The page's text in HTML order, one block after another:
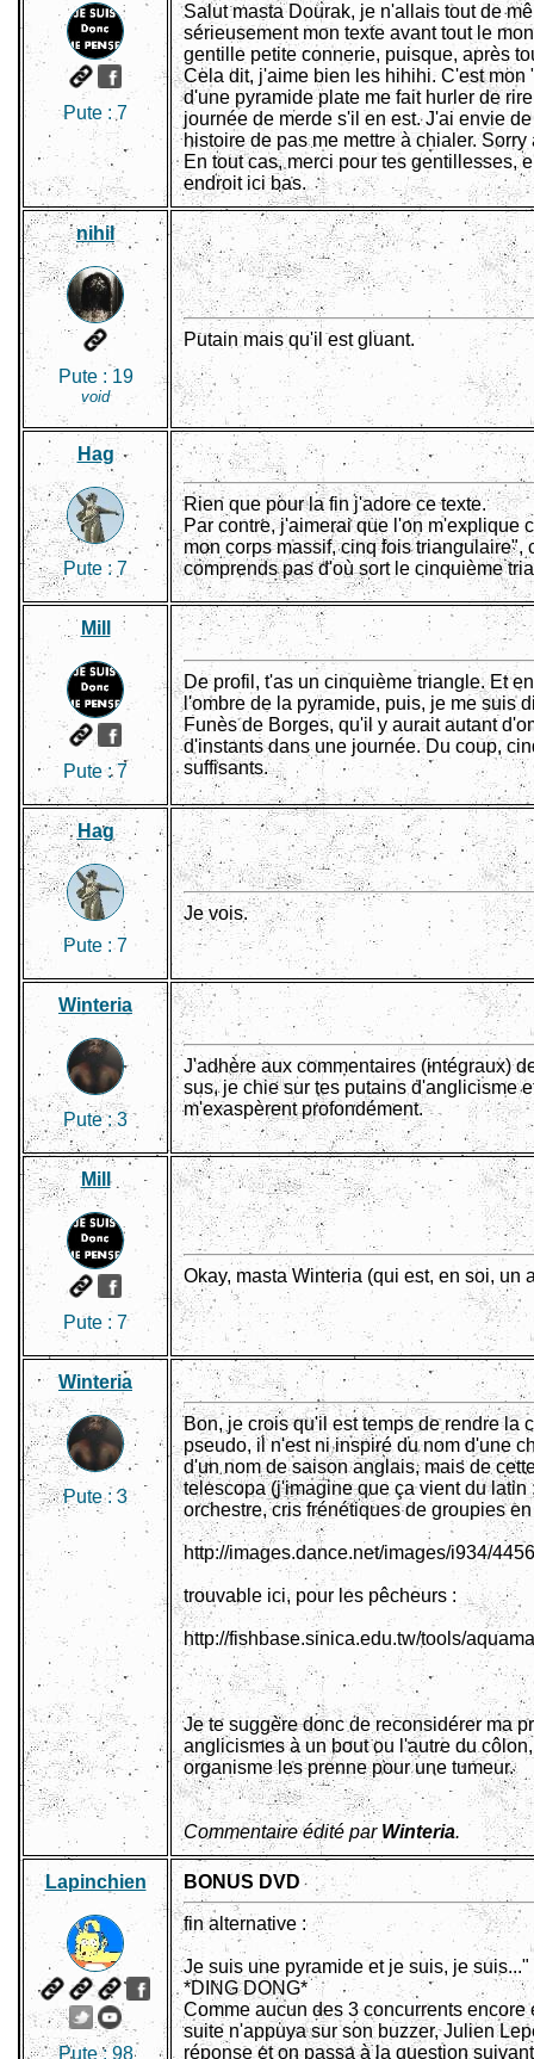
Pute : 7
Salut masta Dourak, je n'allais tout de
sérieusement mon texte avant tout le
gentille petite connerie, puisque, après
Cela dit, j'aime bien les hihihi. C'est mon
d'une pyramide plate me fait hurler de
journée de merde s'il en est. J'ai envie
histoire de pas me mettre à chialer.
En tout cas, merci pour tes gentillesses,
endroit ici bas.
nihil
Pute : 19
void
Putain mais qu'il est gluant.
Hag
Pute : 7
Rien que pour la fin j'adore ce texte.
Par contre, j'aimerai que l'on m'explique
mon corps massif, cinq fois triangulaire",
comprends pas d'où sort le cinquième
Mill
Pute :7
De profil, t'as un cinquième triangle. Et
l'ombre de la pyramide, puis, je me suis
Funès de Borges, qu'il y aurait autant
d'instants dans une journée. Du coup,
suffisants.
Hag
Pute :7
Je vois.
Winteria
Pute :3
J'adhère aux commentaires (intégraux)
sus, je chie sur tes putains d'anglicisme
m'exaspèrent profondément.
Mill
Pute : 7
Okay, masta Winteria (qui est, en soi, un
Winteria
Pute :3
Bon, je crois qu'il est temps de rendre la
pseudo, il n'est ni inspiré du nom d'une
d'un nom de saison anglais, mais de
telescopa (j'imagine que ça vient du latin
orchestre, cris frénétiques de groupies
http://images.dance.net/images/i934/
trouvable ici, pour les pêcheurs :
http://fishbase.sinica.edu.tw/tools/
Je te suggère donc de reconsidérer ma
anglicismes à un bout ou l'autre du
organisme les prenne pour une tumeur.
Commentaire édité par Winteria.
Lapinchien
Pute : 98
BONUS DVD
fin alternative :
Je suis une pyramide et je suis, je suis..."
*DING DONG*
Comme aucun des 3 concurrents encore
suite n'appuya sur son buzzer, Julien
réponse et on passa à la question